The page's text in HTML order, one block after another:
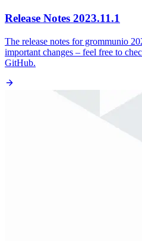
Release Notes 2023.11.1
The release notes for grommunio
important changes – feel free to
GitHub.